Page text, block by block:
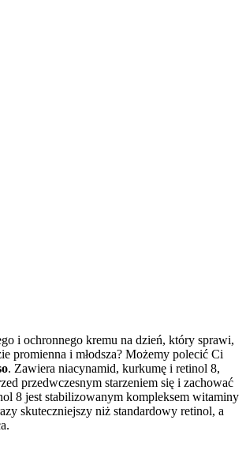
i ochronnego kremu na dzień, który sprawi,
promienna i młodsza? Możemy polecić Ci
. Zawiera niacynamid, kurkumę i retinol 8,
przedwczesnym starzeniem się i zachować
8 jest stabilizowanym kompleksem witaminy
skuteczniejszy niż standardowy retinol, a